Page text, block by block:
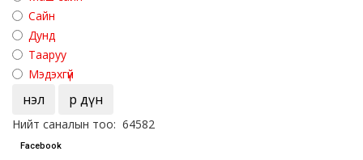
Сайн
Дунд
Тааруу
Мэдэхгүй
Үнэл Үр дүн
Нийт саналын тоо: 64582
Facebook